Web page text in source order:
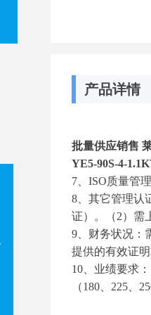
产品详情
批量供应销售
YE5-90S-4-
7、ISO质量管
8、其它管理认
证）。（2）需
9、财务状况：
提供的有效证
10、业绩要求
（180、225、